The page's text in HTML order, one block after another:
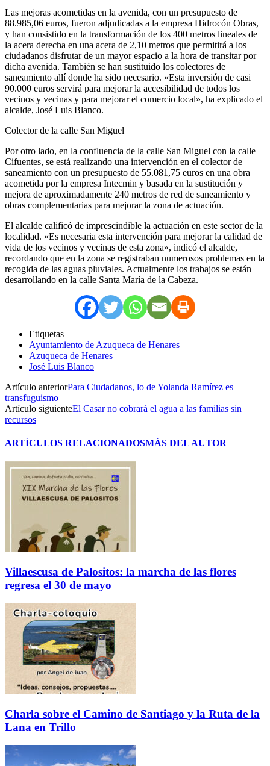
Las mejoras acometidas en la avenida, con un presupuesto de
88.985,06 euros, fueron adjudicadas a la empresa Hidrocón Obras,
y han consistido en la transformación de los 400 metros lineales de
la acera derecha en una acera de 2,10 metros que permitirá a los
ciudadanos disfrutar de un mayor espacio a la hora de transitar por
dicha avenida. También se han sustituido los colectores de
saneamiento allí donde ha sido necesario. «Esta inversión de casi
90.000 euros servirá para mejorar la accesibilidad de todos los
vecinos y vecinas y para mejorar el comercio local», ha explicado el
alcalde, José Luis Blanco.
Colector de la calle San Miguel
Por otro lado, en la confluencia de la calle San Miguel con la calle
Cifuentes, se está realizando una intervención en el colector de
saneamiento con un presupuesto de 55.081,75 euros en una obra
acometida por la empresa Intecmin y basada en la sustitución y
mejora de aproximadamente 240 metros de red de saneamiento y
obras complementarias para mejorar la zona de actuación.
El alcalde calificó de imprescindible la actuación en este sector de la
localidad. «Es necesaria esta intervención para mejorar la calidad de
vida de los vecinos y vecinas de esta zona», indicó el alcalde,
recordando que en la zona se registraban numerosos problemas en la
recogida de las aguas pluviales. Actualmente los trabajos se están
desarrollando en la calle Santa María de la Cabeza.
Etiquetas
Ayuntamiento de Azuqueca de Henares
Azuqueca de Henares
José Luis Blanco
Artículo anteriorPara Ciudadanos, lo de Yolanda Ramírez es
transfuguismo
Artículo siguienteEl Casar no cobrará el agua a las familias sin
recursos
ARTÍCULOS RELACIONADOSMÁS DEL AUTOR
Villaescusa de Palositos: la marcha de las flores
regresa el 30 de mayo
Charla sobre el Camino de Santiago y la Ruta de la
Lana en Trillo